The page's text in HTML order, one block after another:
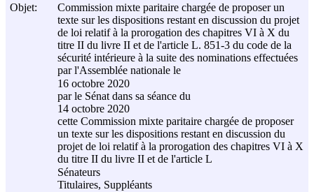
Objet:
Commission mixte paritaire chargée de proposer un
texte sur les dispositions restant en discussion du projet
de loi relatif à la prorogation des chapitres VI à X du
titre II du livre II et de l'article L. 851-3 du code de la
sécurité intérieure à la suite des nominations effectuées
par l'Assemblée nationale le
16 octobre 2020
par le Sénat dans sa séance du
14 octobre 2020
cette Commission mixte paritaire chargée de proposer
un texte sur les dispositions restant en discussion du
projet de loi relatif à la prorogation des chapitres VI à X
du titre II du livre II et de l'article L
Sénateurs
Titulaires, Suppléants